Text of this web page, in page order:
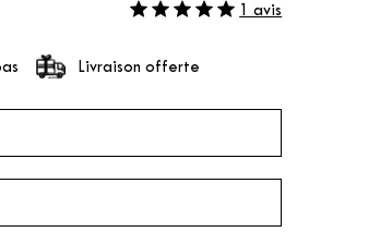
1 avis
Livraison offerte